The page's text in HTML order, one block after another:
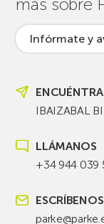
más sobre
Infórmate y
IBAIZABAL
LLÁMANOS
+34 944 039
ESCRÍBENOS